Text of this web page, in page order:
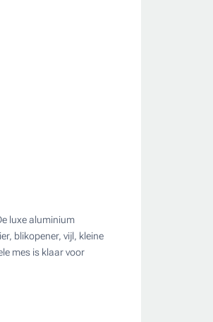
luxe aluminium
blikopener, vijl, kleine
mes is klaar voor